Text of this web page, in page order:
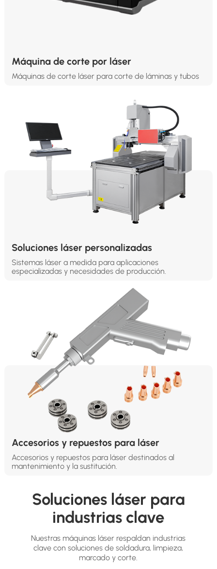
Máquina de corte por láser
Máquinas de corte láser para corte de láminas y tubos
Soluciones láser personalizadas
Sistemas láser a medida para aplicaciones
especializadas y necesidades de producción.
Accesorios y repuestos para láser
Accesorios y repuestos para láser destinados al
mantenimiento y la sustitución.
Soluciones láser para
industrias clave
Nuestras máquinas láser respaldan industrias
clave con soluciones de soldadura, limpieza,
marcado y corte.